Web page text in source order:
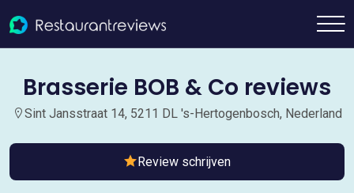
Brasserie BOB & Co reviews
Sint Jansstraat 14, 5211 DL 's-Hertogenbosch, Nederland
Review schrijven